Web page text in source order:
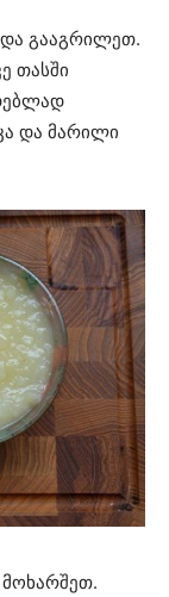
გააგრილეთ.
თასში
და მარილი